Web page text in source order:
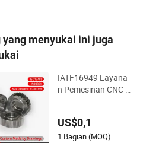
yang menyukai ini juga
IATF16949 Layana
n Pemesinan CNC K
Bagian Kustom
US$0,1
1 Bagian (MOQ)